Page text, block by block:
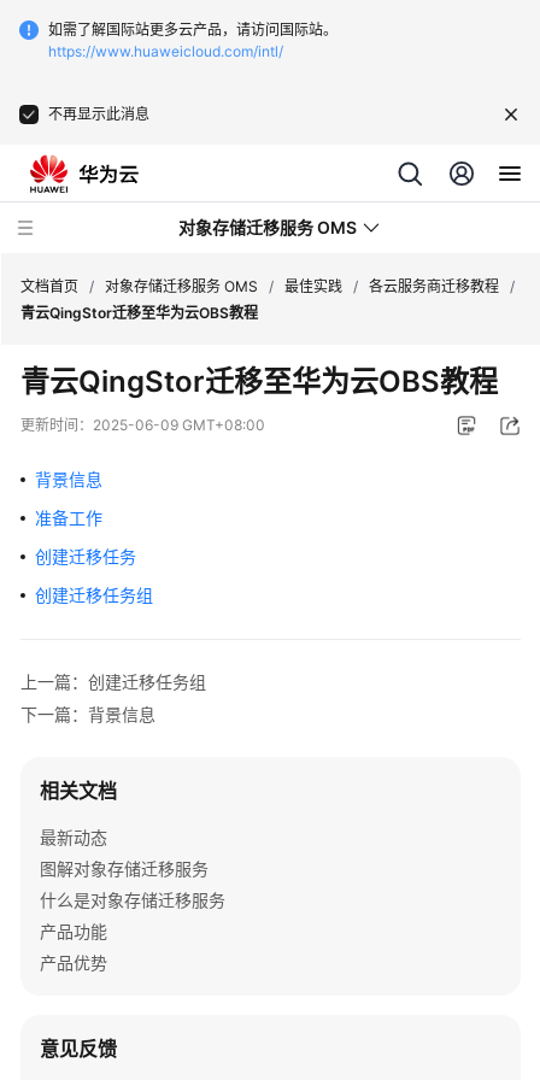
如需了解国际站更多云产品，请访问国际站。
https://www.huaweicloud.com/intl/
不再显示此消息
对象存储迁移服务 OMS
新
动
品
介
入
门
户
南
最
佳
实
使
用
文档首页 / 对象存储迁移服务 OMS / 最佳实践 / 各云服务商迁移教程 /
青云QingStor迁移至华为云OBS教程
青云QingStor迁移至华为云OBS教程
更新时间： 2025-06-09 GMT+08:00
背景信息
准备工作
创建迁移任务
创建迁移任务组
上一篇：创建迁移任务组
下一篇：背景信息
相关文档
最新动态
图解对象存储迁移服务
什么是对象存储迁移服务
产品功能
产品优势
意见反馈